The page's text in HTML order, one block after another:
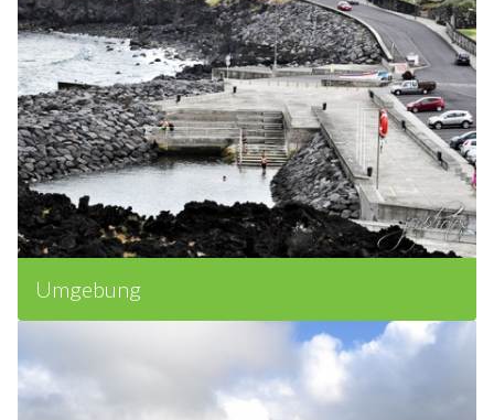
Umgebung